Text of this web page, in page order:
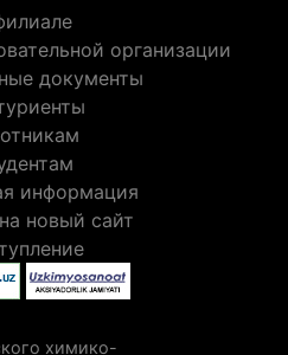
организации
документы
информация
новый сайт
химико-